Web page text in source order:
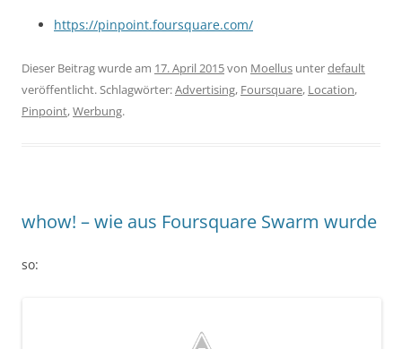
https://pinpoint.foursquare.com/
Dieser Beitrag wurde am 17. April 2015von Moellus unterdefault
veröffentlicht. Schlagwörter:Advertising, Foursquare, Location,
Pinpoint,Werbung.
whow! – wie aus Foursquare Swarm wurde
so: